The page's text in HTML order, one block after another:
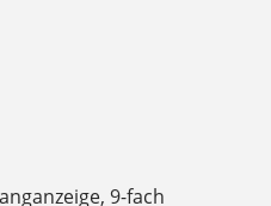
9-fach